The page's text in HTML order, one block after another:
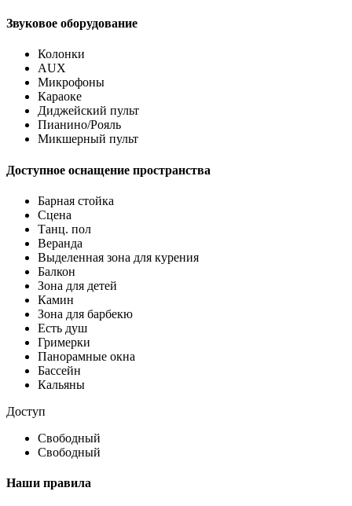
Звуковое оборудование
Колонки
AUX
Микрофоны
Караоке
Диджейский пульт
Пианино/Рояль
Микшерный пульт
Доступное оснащение пространства
Барная стойка
Сцена
Танц. пол
Веранда
Выделенная зона для курения
Балкон
Зона для детей
Камин
Зона для барбекю
Есть душ
Гримерки
Панорамные окна
Бассейн
Кальяны
Доступ
Свободный
Свободный
Наши правила